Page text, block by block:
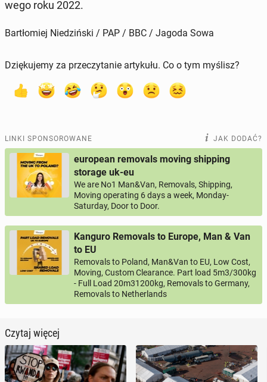
we­go roku 2022.
Bartłomiej Niedziński / PAP / BBC / Jagoda Sowa
Dziękujemy za przeczytanie artykułu. Co o tym myślisz?
LINKI SPONSOROWANE JAK DODAĆ?
european removals moving shipping
storage uk-eu
We are No1 Man&Van, Removals, Shipping,
Moving operating 6 days a week, Monday-
Saturday, Door to Door.
Kanguro Removals to Europe, Man & Van
to EU
Removals to Poland, Man&Van to EU, Low Cost,
Moving, Custom Clearance. Part load 5m3/300kg
- Full Load 20m31200kg, Removals to Germany,
Removals to Netherlands
Czytaj więcej